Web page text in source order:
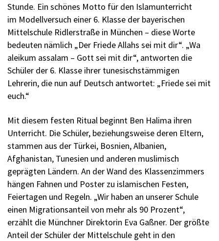
Stunde. Ein schönes Motto für den Islamunterricht
im Modellversuch einer 6. Klasse der bayerischen
Mittelschule Ridlerstraße in München – diese Worte
bedeuten nämlich „Der Friede Allahs sei mit dir“. „Wa
aleikum assalam – Gott sei mit dir“, antworten die
Schüler der 6. Klasse ihrer tunesischstämmigen
Lehrerin, die nun auf Deutsch antwortet: „Friede sei mit
euch.“
Mit diesem festen Ritual beginnt Ben Halima ihren
Unterricht. Die Schüler, beziehungsweise deren Eltern,
stammen aus der Türkei, Bosnien, Albanien,
Afghanistan, Tunesien und anderen muslimisch
geprägten Ländern. An der Wand des Klassenzimmers
hängen Fahnen und Poster zu islamischen Festen,
Feiertagen und Regeln. „Wir haben an unserer Schule
einen Migrationsanteil von mehr als 90 Prozent“,
erzählt die Münchner Direktorin Eva Gaßner. Der größte
Anteil der Schüler der Mittelschule geht in den